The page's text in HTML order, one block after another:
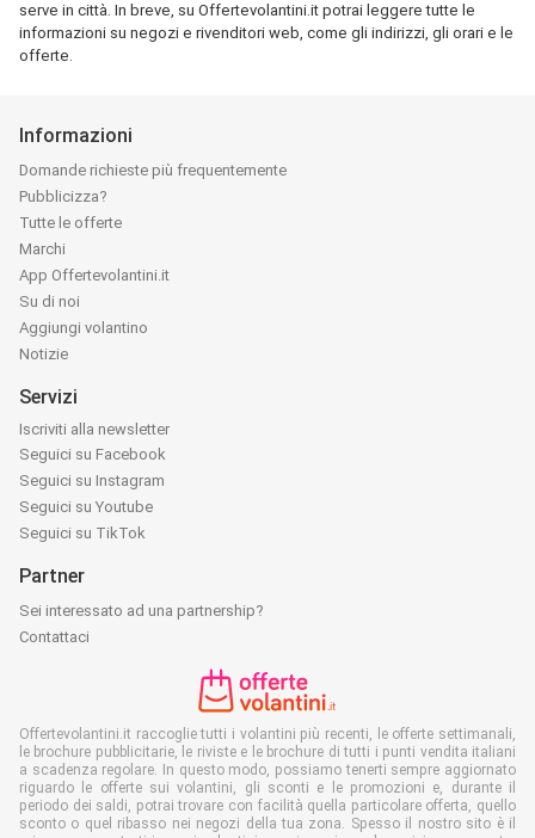
serve in città. In breve, su Offertevolantini.it potrai leggere tutte le
informazioni su negozi e rivenditori web, come gli indirizzi, gli orari e le
offerte.
Informazioni
Domande richieste più frequentemente
Pubblicizza?
Tutte le offerte
Marchi
App Offertevolantini.it
Su di noi
Aggiungi volantino
Notizie
Servizi
Iscriviti alla newsletter
Seguici su Facebook
Seguici su Instagram
Seguici su Youtube
Seguici su TikTok
Partner
Sei interessato ad una partnership?
Contattaci
Offertevolantini.it raccoglie tutti i volantini più recenti, le offerte settimanali,
le brochure pubblicitarie, le riviste e le brochure di tutti i punti vendita italiani
a scadenza regolare. In questo modo, possiamo tenerti sempre aggiornato
riguardo le offerte sui volantini, gli sconti e le promozioni e, durante il
periodo dei saldi, potrai trovare con facilità quella particolare offerta, quello
sconto o quel ribasso nei negozi della tua zona. Spesso il nostro sito è il